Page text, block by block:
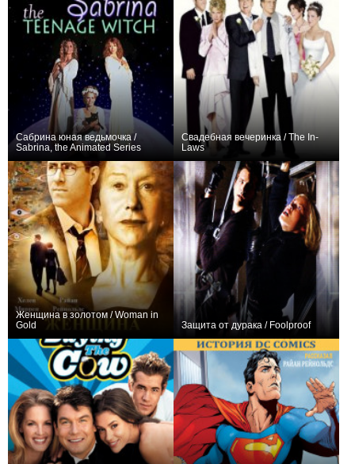
Сабрина юная ведьмочка /
Sabrina, the Animated Series
Свадебная вечеринка / The In-
Laws
Женщина в золотом / Woman in
Gold
Защита от дурака / Foolproof